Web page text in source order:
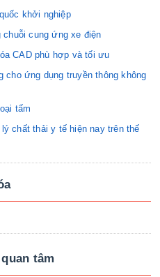
khởi nghiệp
cung ứng xe điện
CAD phù hợp và tối ưu
cho ứng dụng truyền thông không
tấm
chất thải y tế hiện nay trên thế
tâm